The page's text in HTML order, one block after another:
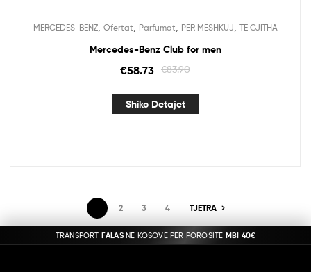
MERCEDES-BENZ, Ofertat Parfumat PËR MESHKUJ TË GJITHA
Mercedes-Benz Club for men
€83.90
€58.73
Shiko Detajet
2 3 4 TJETRA
TRANSPORT FALASNË KOSOVË PËR POROSITË MBI 40€